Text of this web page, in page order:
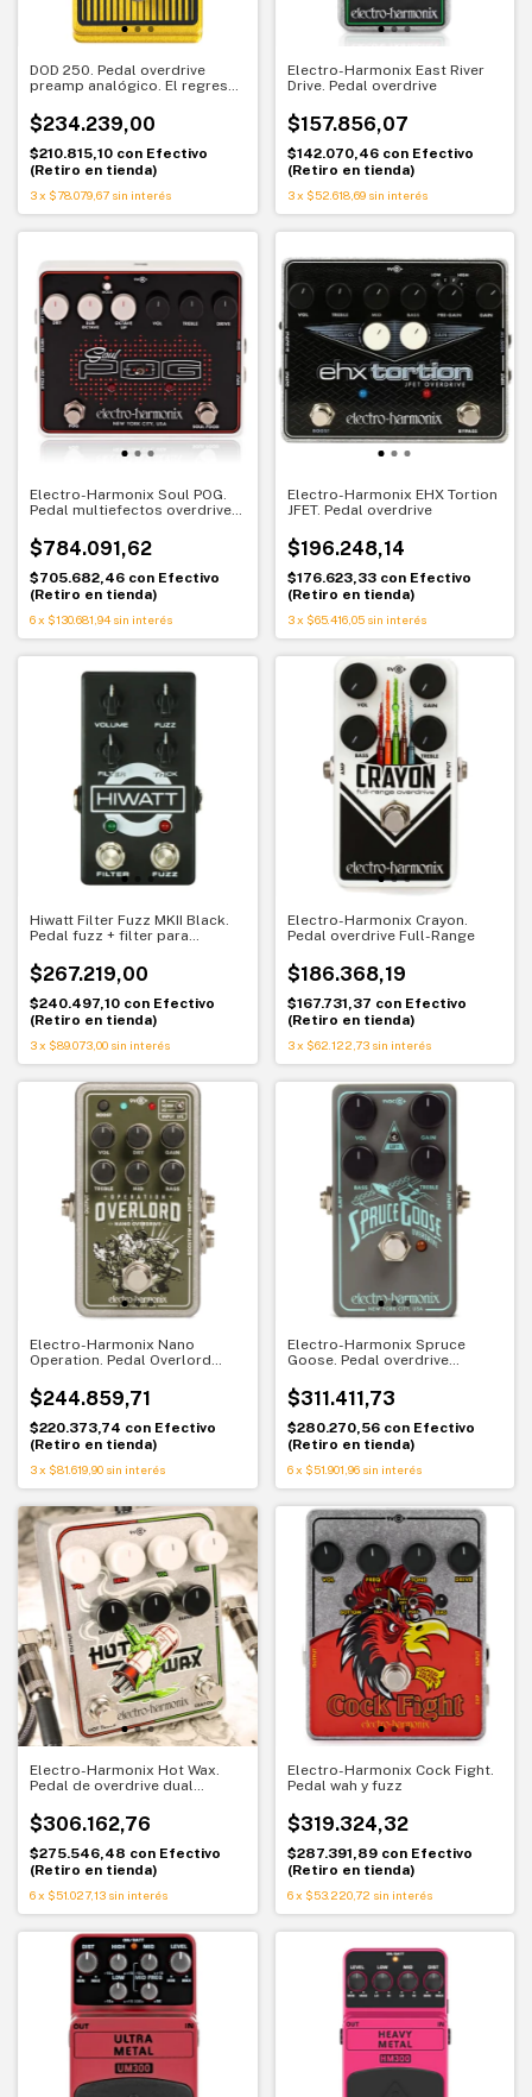
DOD 250. Pedal overdrive
preamp analógico. El regreso
$234.239,00
$210.815,10 con Efectivo
(Retiro en tienda)
3x $78.079,67 sin interés
Electro-Harmonix East River
Drive. Pedal overdrive
$157.856,07
$142.070,46 con Efectivo
(Retiro en tienda)
3 x $52.618,69 sin interés
Electro-Harmonix Soul POG.
Pedal multiefectos overdrive y
$784.091,62
$705.682,46 con Efectivo
(Retiro en tienda)
6x $130.681,94 sin interés
Electro-Harmonix EHX Tortion
JFET. Pedal overdrive
$196.248,14
$176.623,33 con Efectivo
(Retiro en tienda)
3 x $65.416,05 sin interés
Hiwatt Filter Fuzz MKII Black.
Pedal fuzz + filter para
$267.219,00
$240.497,10 con Efectivo
(Retiro en tienda)
3x $89.073,00 sin interés
Electro-Harmonix Crayon.
Pedal overdrive Full-Range
$186.368,19
$167.731,37 con Efectivo
(Retiro en tienda)
3 x $62.122,73 sin interés
Electro-Harmonix Nano
Operation. Pedal Overlord
$244.859,71
$220.373,74 con Efectivo
(Retiro en tienda)
3x $81.619,90 sin interés
Electro-Harmonix Spruce
Goose. Pedal overdrive
$311.411,73
$280.270,56 con Efectivo
(Retiro en tienda)
6 x $51.901,96 sin interés
Electro-Harmonix Hot Wax.
Pedal de overdrive dual
Crayon
$306.162,76
$275.546,48 con Efectivo
(Retiro en tienda)
6x $51.027,13 sin interés
Electro-Harmonix Cock Fight.
Pedal wah y fuzz
$319.324,32
$287.391,89 con Efectivo
(Retiro en tienda)
6 x $53.220,72 sin interés